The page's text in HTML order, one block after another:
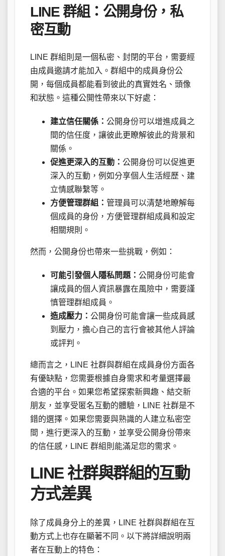
LINE 群組：公開身份，私
密互動
LINE 群組則是一個私密、封閉的平台，需要經
由成員邀請才能加入。群組中的成員身份公
開，每個成員都能看到彼此的真實姓名、頭像
和狀態。這種公開性帶來以下好處：
建立信任關係： 公開身份可以增進成員之
間的信任度，讓彼此更瞭解彼此的背景和
關係。
促進更深入的互動： 公開身份可以促進更
深入的互動，例如分享個人生活經歷、建
立情感聯繫等。
方便管理群組： 管理員可以清楚地瞭解每
個成員的身份，方便管理群組成員和設定
相關規則。
然而，公開身份也帶來一些挑戰，例如：
可能引發個人隱私問題： 公開身份可能會
讓成員的個人資訊暴露在風險中，需要謹
慎管理群組成員。
造成壓力： 公開身份可能會讓一些成員感
到壓力，擔心自己的言行會被其他人評論
或評判。
總而言之，LINE 社群與群組在成員身份方面各
有優缺點，您需要根據自身需求和考量選擇最
合適的平台。如果您希望探索新興趣、結交新
朋友，並享受匿名互動的體驗，LINE 社群是不
錯的選擇。如果您需要與熟識的人建立私密空
間，進行更深入的互動，並享受公開身份帶來
的信任感，LINE 群組則能滿足您的需求。
LINE 社群與群組的互動
方式差異
除了成員身分上的差異，LINE 社群與群組在互
動方式上也存在顯著不同。以下將詳細說明兩
者在互動上的特色：